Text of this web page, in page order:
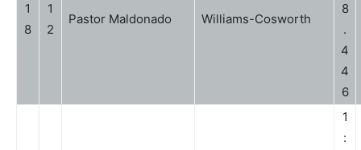
1
8
1
2
Pastor Maldonado Williams-Cosworth
8
.
4
4
6
1
: